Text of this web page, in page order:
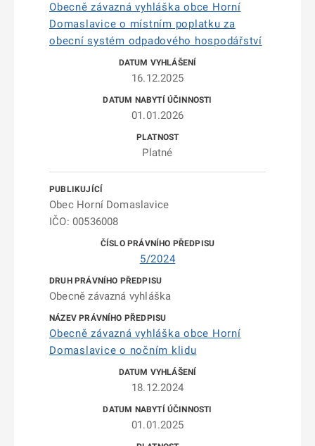
Obecně závazná vyhláška obce Horní
Domaslavice o místním poplatku za
obecní systém odpadového hospodářství
16.12.2025
01.01.2026
Platné
Obec Horní Domaslavice
IČO: 00536008
5/2024
Obecně závazná vyhláška
Obecně závazná vyhláška obce Horní
Domaslavice o nočním klidu
18.12.2024
01.01.2025